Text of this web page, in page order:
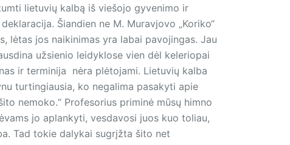
lietuvių kalbą iš viešojo gyvenimo ir
Šiandien ne M. Muravjovo „Koriko“
lėtas jos naikinimas yra labai pavojingas. Jau
užsienio leidyklose vien dėl keleriopai
ir terminija nėra plėtojami. Lietuvių kalba
turtingiausia, ko negalima pasakyti apie
nemoko.“ Profesorius priminė mūsų himno
jo aplankyti, vesdavosi juos kuo toliau,
Tad tokie dalykai sugrįžta šito net